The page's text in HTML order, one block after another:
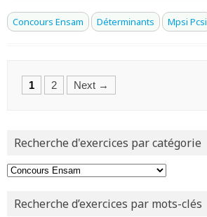
Concours Ensam Déterminants Mpsi Pcsi
Posts
1 2 Next →
Recherche d'exercices par catégorie
Recherche d’exercices par mots-clés